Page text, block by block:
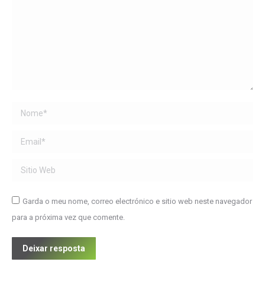
Name *
Email *
Sitio Web
Garda o meu nome, correo electrónico e sitio web neste navegador
para a próxima vez que comente.
Deixar resposta